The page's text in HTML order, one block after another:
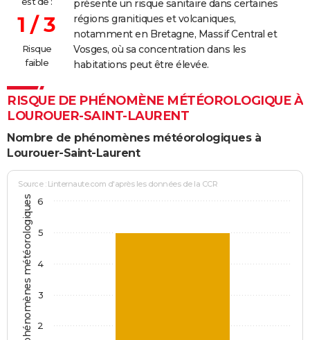
1 / 3
Risque
faible
présente un risque sanitaire dans certaines
régions granitiques et volcaniques,
notamment en Bretagne, Massif Central et
Vosges, où sa concentration dans les
habitations peut être élevée.
RISQUE DE PHÉNOMÈNE MÉTÉOROLOGIQUE À
LOUROUER-SAINT-LAURENT
Nombre de phénomènes météorologiques à
Lourouer-Saint-Laurent
Jours avec phénomènes météorologiques
Source : Linternaute.com d'après les données de la CCR
2
3
4
5
6